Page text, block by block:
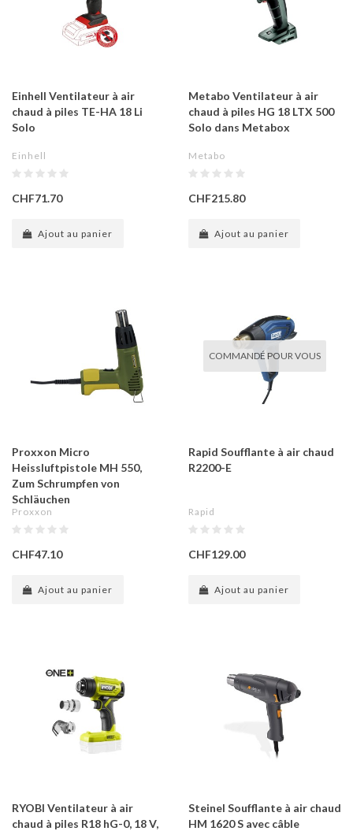
Einhell Ventilateur à air
chaud à piles TE-HA 18 Li
Solo
Einhell
CHF71.70
Ajout au panier
Metabo Ventilateur à air
chaud à piles HG 18 LTX 500
Solo dans Metabox
Metabo
CHF215.80
Ajout au panier
Proxxon Micro
Heissluftpistole MH 550,
Zum Schrumpfen von
Schläuchen
Proxxon
CHF47.10
Ajout au panier
COMMANDÉ POUR VOUS
Rapid Soufflante à air chaud
R2200-E
Rapid
CHF129.00
Ajout au panier
RYOBI Ventilateur à air
chaud à piles R18 hG-0, 18 V,
Steinel Soufflante à air chaud
HM 1620 S avec câble